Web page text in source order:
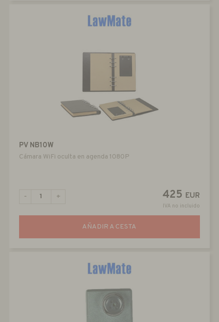
PV NB10W
Cámara WiFi oculta en agenda 1080P
425 EUR
IVA no incluido
- +
AÑADIR A CESTA